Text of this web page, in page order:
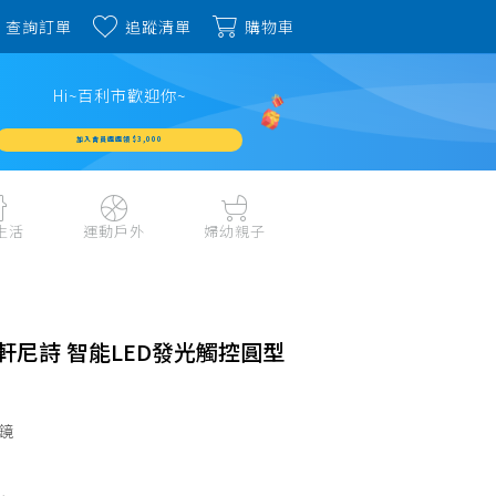
查詢訂單 追蹤清單 購物車
Hi~百利市歡迎你~
加入會員週週領 $3,000
活
物用品
運動戶外
旅行用品、行李箱、
雨具
婦幼親子
書包、兒童生活用品
尼詩 智能LED發光觸控圓型